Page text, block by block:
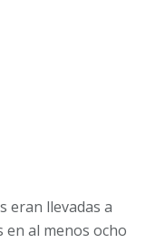
eran llevadas a
en al menos ocho